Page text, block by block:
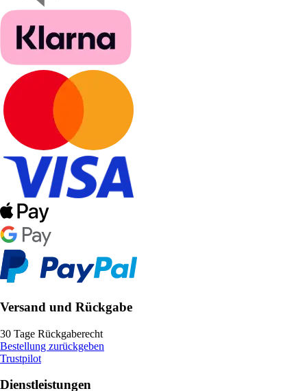
Versand und Rückgabe
30 Tage Rückgaberecht
Bestellung zurückgeben
Trustpilot
Dienstleistungen